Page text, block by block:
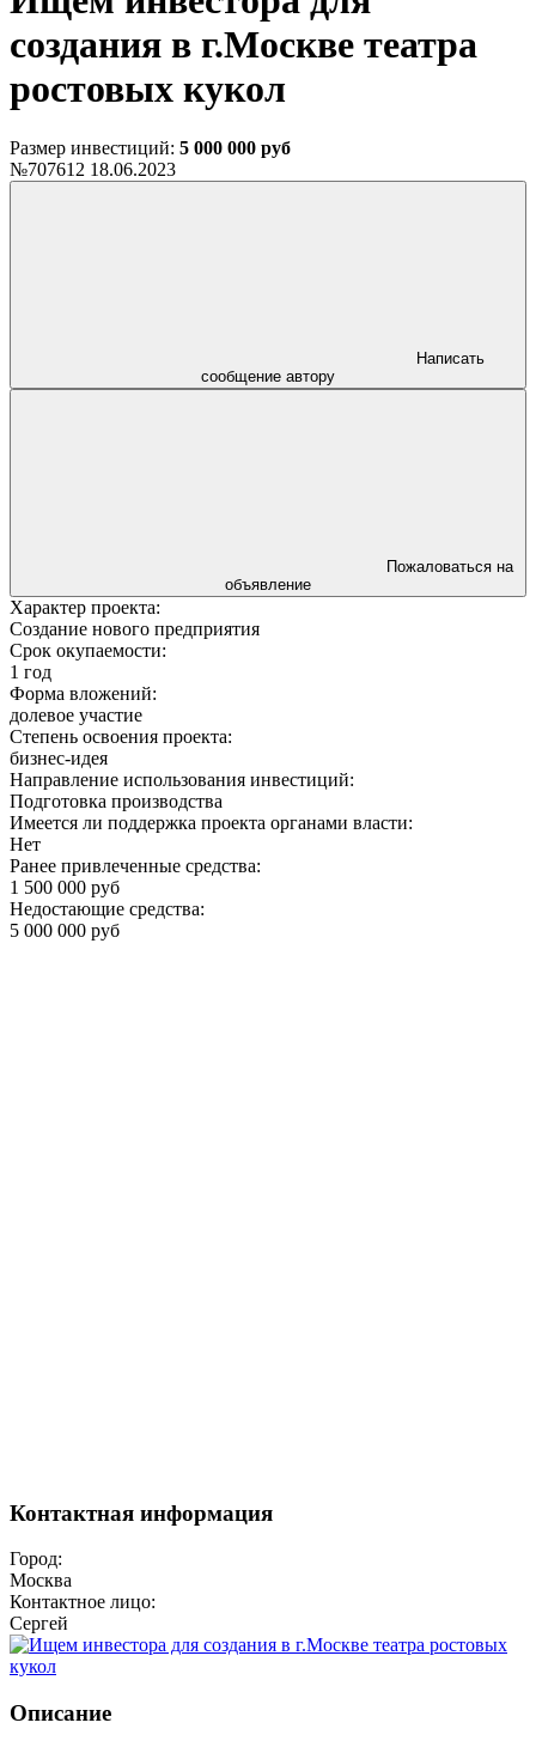
создания в г.Москве театра
ростовых кукол
Размер инвестиций: 5 000 000 руб
№707612 18.06.2023
сообщение автору
объявление
Характер проекта:
Создание нового предприятия
Срок окупаемости:
1 год
Форма вложений:
долевое участие
Степень освоения проекта:
бизнес-идея
Направление использования инвестиций:
Подготовка производства
Имеется ли поддержка проекта органами власти:
Нет
Ранее привлеченные средства:
1 500 000 руб
Недостающие средства:
5 000 000 руб
Контактная информация
Город:
Москва
Контактное лицо:
Сергей
Описание